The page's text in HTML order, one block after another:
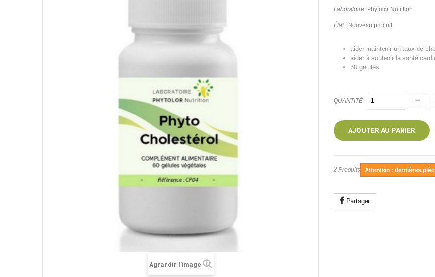
Agrandir l'image
Laboratoire: Phytolor Nutrition
État : Nouveau produit
aider maintenir un taux de
aider à soutenir la santé
60 gélules
QUANTITÉ
AJOUTER AU PANIER
2 Produits Attention : dernières
Partager